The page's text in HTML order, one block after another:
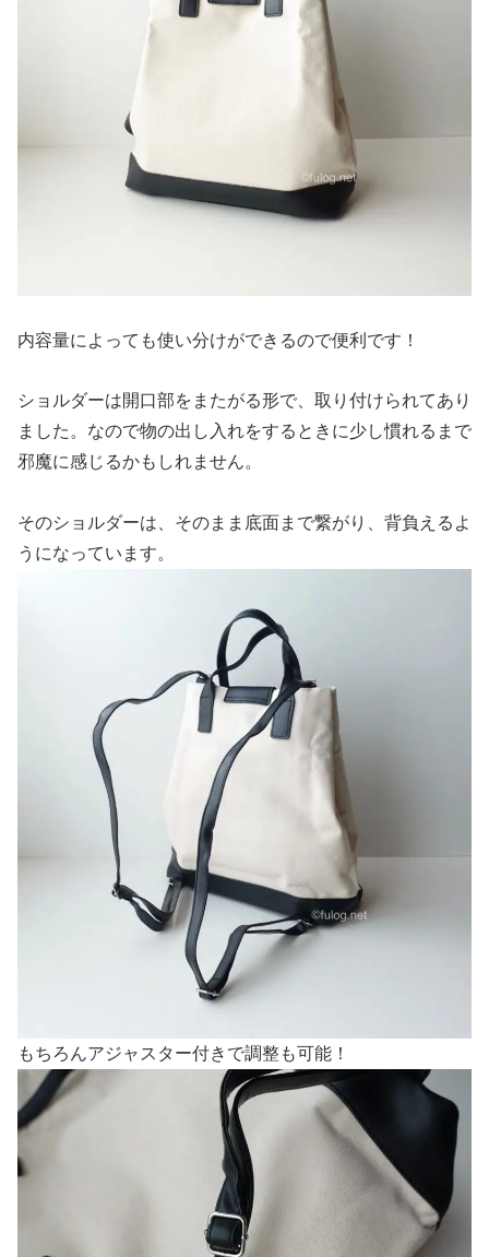
内容量によっても使い分けができるので便利です！
ショルダーは開口部をまたがる形で、取り付けられてあり
ました。 なので物の出し入れをするときに少し慣れるまで
邪魔に感じるかもしれません。
そのショルダーは、そのまま底面まで繋がり、背負えるよ
うになっています。
もちろんアジャスター付きで調整も可能！